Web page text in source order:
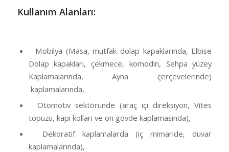
Kullanım Alanları:
Mobilya (Masa, mutfak dolap kapaklarında, Elbise
Dolap kapakları, çekmece, komodin, Sehpa yüzey
Kaplamalarında, Ayna çerçevelerinde)
kaplamalarında,
Otomotiv sektöründe (araç içi direksiyon, Vites
topuzu, kapı kolları ve on gövde kaplamasında),
Dekoratif kaplamalarda (iç mimaride, duvar
kaplamalarında),